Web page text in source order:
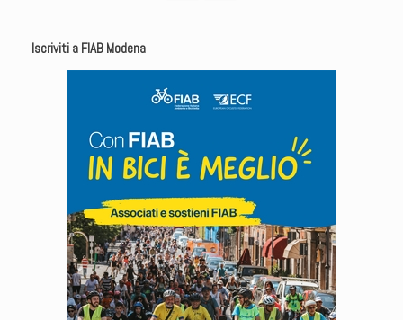
Iscriviti a FIAB Modena